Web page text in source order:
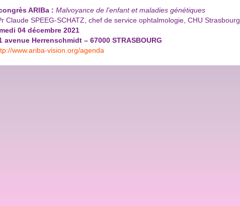
ARIBa : Malvoyance de l’enfant et maladies génétiques
Claude SPEEG-SCHATZ, chef de service ophtalmologie, CHU Strasbourg
04 décembre 2021
avenue Herrenschmidt – 67000 STRASBOURG
www.ariba-vision.org/agenda